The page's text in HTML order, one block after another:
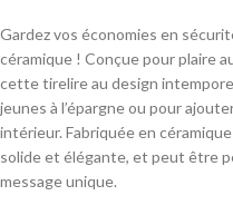
Gardez vos économies en
céramique ! Conçue pour plaire
cette tirelire au design
jeunes à l’épargne ou pour
intérieur. Fabriquée en
solide et élégante, et peut être
message unique.